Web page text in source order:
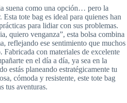
suena como una opción… pero la
tote bag es ideal para quienes han
para lidiar con sus problemas.
quiero venganza”, esta bolsa combina
reflejando ese sentimiento que muchos
con materiales de excelente
en el día a día, ya sea en la
estás planeando estratégicamente tu
cómoda y resistente, este tote bag
tus aventuras.